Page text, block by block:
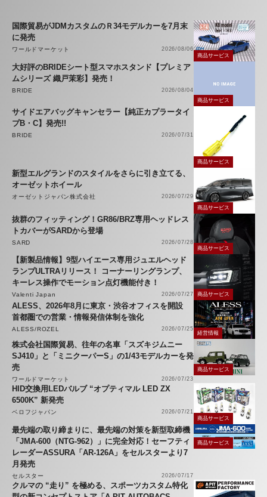
国際貿易がJDMカスタムのＲ34モデルカーを7月末
に発売
ワールドマーケット
2026/08/06
商品サービス
大好評のBRIDEシート型スマホスタンド【プレミア
ムシリーズ 織戸茉彩】発売！
BRIDE
2026/08/04
商品サービス
サイドエアバッグキャンセラー【純正カプラータイ
プB・C】発売!!
BRIDE 2026/07/31
商品サービス
新型エルグランドのスタイルをさらに引き立てる、
オーゼットホイール
オーゼットジャパン株式会社
2026/07/29
商品サービス
抜群のフィッティング！GR86/BRZ専用ヘッドレス
トカバーがSARDから登場
SARD
2026/07/28
商品サービス
【新製品情報】9型ハイエース専用ジュエルヘッド
ランプULTRAリリース！ コーナーリングランプ、
キーレス操作でモーション点灯機能付き！
Valenti Japan 2026/07/27 商品サービス
ALESS、2026年8月に東京・渋谷オフィスを開設
首都圏での営業・情報発信体制を強化
ALESS/ROZEL 2026/07/25
経営情報
株式会社国際貿易、往年の名車「スズキジムニー
SJ410」と「ミニクーパーS」の1/43モデルカーを発
売
ワールドマーケット 2026/07/23
商品サービス
HID交換用LEDバルブ “オプティマル LED ZX
6500K” 新発売
ベロフジャパン
2026/07/21
商品サービス
最先端の取り締まりに、最先端の対策を新型取締機
「JMA-600（NTG-962）」に完全対応！セーフティ
レーダーASSURA「AR-126A」をセルスターより7
月発売
セルスター 2026/07/17
商品サービス
クルマの “走り” を極める、スポーツカスタム特化